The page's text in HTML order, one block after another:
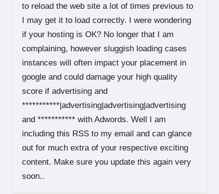
to reload the web site a lot of times previous to
I may get it to load correctly. I were wondering
if your hosting is OK? No longer that I am
complaining, however sluggish loading cases
instances will often impact your placement in
google and could damage your high quality
score if advertising and
***********|advertising|advertising|advertising
and *********** with Adwords. Well I am
including this RSS to my email and can glance
out for much extra of your respective exciting
content. Make sure you update this again very
soon..